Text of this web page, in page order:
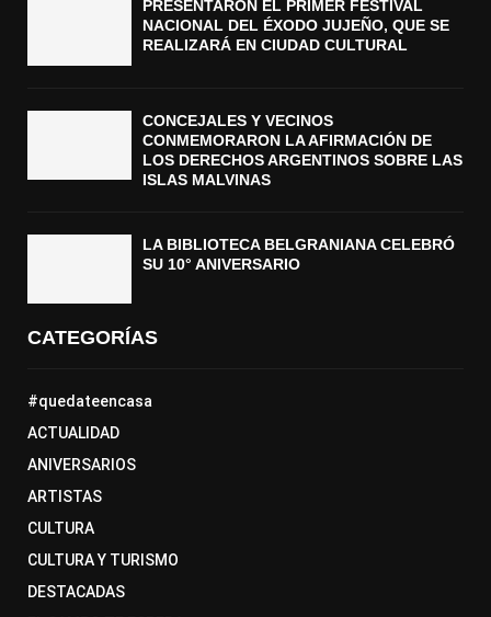
PRESENTARON EL PRIMER FESTIVAL
NACIONAL DEL ÉXODO JUJEÑO, QUE SE
REALIZARÁ EN CIUDAD CULTURAL
CONCEJALES Y VECINOS
CONMEMORARON LA AFIRMACIÓN DE
LOS DERECHOS ARGENTINOS SOBRE LAS
ISLAS MALVINAS
LA BIBLIOTECA BELGRANIANA CELEBRÓ
SU 10° ANIVERSARIO
CATEGORÍAS
#quedateencasa
ACTUALIDAD
ANIVERSARIOS
ARTISTAS
CULTURA
CULTURA Y TURISMO
DESTACADAS